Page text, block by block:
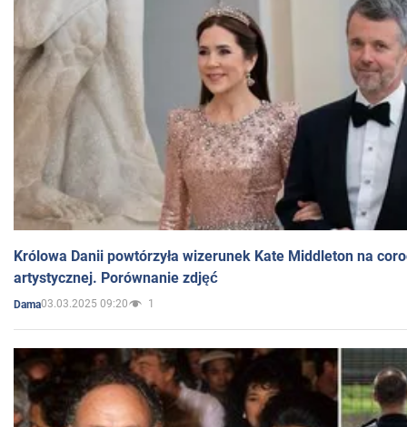
Królowa Danii powtórzyła wizerunek Kate Middleton na
artystycznej. Porównanie zdjęć
Dama03.03.2025 09:20 1